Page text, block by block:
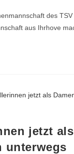
des
aus Ihrhove
jetzt
unterwegs